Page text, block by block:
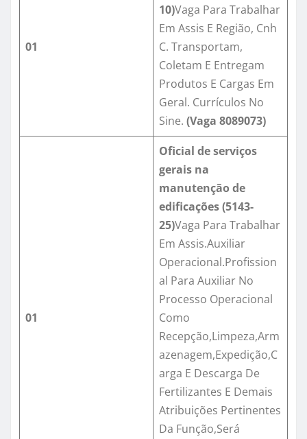
01
10)Vaga Para Trabalhar
Em Assis E Região, Cnh
C. Transportam,
Coletam E Entregam
Produtos E Cargas Em
Geral. Currículos No
Sine. (Vaga 8089073)
01
Oficial de serviços
gerais na
manutenção de
edificações (5143-
25)Vaga Para Trabalhar
Em Assis.Auxiliar
Operacional.Profission
al Para Auxiliar No
Processo Operacional
Como
Recepção,Limpeza,Arm
azenagem,Expedição,C
arga E Descarga De
Fertilizantes E Demais
Atribuições Pertinentes
Da Função,Será